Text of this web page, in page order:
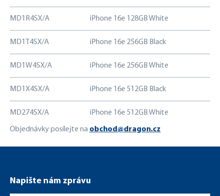
MD1R4SX/A iPhone 16e 128GB White
MD1T4SX/A iPhone 16e 256GB Black
MD1W4SX/A iPhone 16e 256GB White
MD1X4SX/A iPhone 16e 512GB Black
MD274SX/A iPhone 16e 512GB White
Objednávky posílejte na obchod@dragon.cz
Napište nám zprávu